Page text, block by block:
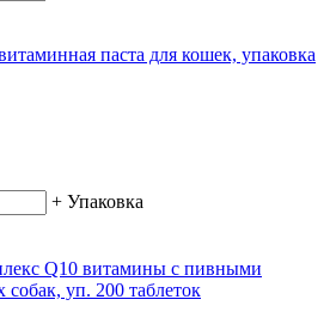
паста для кошек, упаковка
+ Упаковка
Q10 витамины с пивными
уп. 200 таблеток